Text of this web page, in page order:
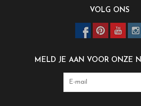
VOLG ONS
MELD JE AAN VOOR ONZE